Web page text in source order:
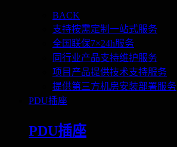
BACK
支持按需定制一站式服务
全国联保7×24h服务
同行业产品支持维护服务
项目产品提供技术支持服务
提供第三方机房安装部署服务
PDU插座
PDU插座